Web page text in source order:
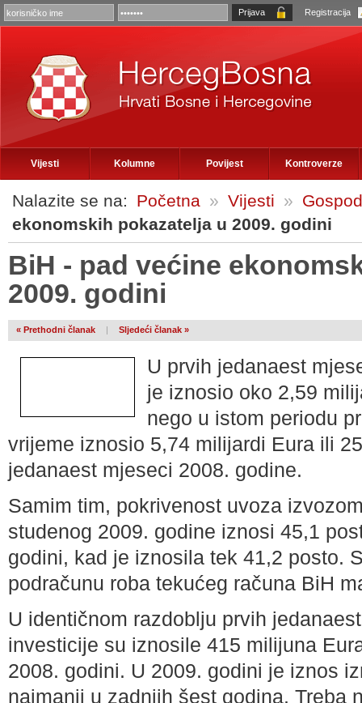
Registracija
Vijesti Kolumne Povijest Kontroverze
Nalazite se na: Početna » Vijesti »
ekonomskih pokazatelja u 2009. godini
BiH - pad većine
2009. godini
« Prethodni članak | Sljedeći članak »
U prvih jedanaest
je iznosio oko 2,59
nego u istom periodu
vrijeme iznosio 5,74 milijardi Eura ili
jedanaest mjeseci 2008. godine.
Samim tim, pokrivenost uvoza
studenog 2009. godine iznosi 45,1
godini, kad je iznosila tek 41,2 posto.
podračunu roba tekućeg računa BiH
U identičnom razdoblju prvih
investicije su iznosile 415 milijuna
2008. godini. U 2009. godini je iznos
najmanji u zadnjih šest godina. Treba